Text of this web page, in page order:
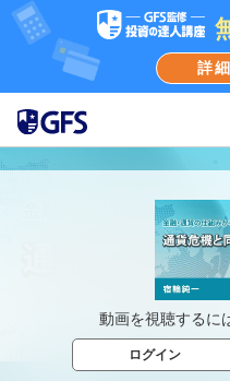
詳
動画を視聴するに
ログイン